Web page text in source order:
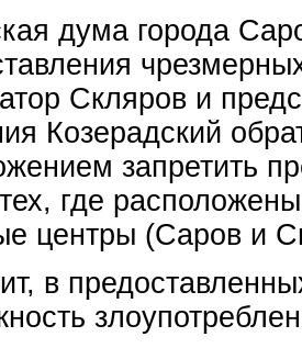
дума города
Скляров и
Козерадский
запретить
где
центры (Саров и
в